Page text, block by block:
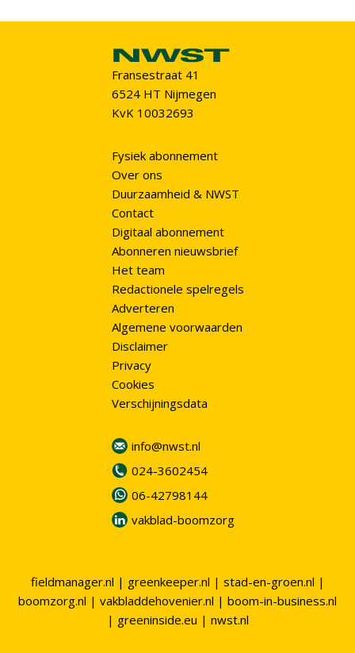
Fransestraat 41
6524 HT Nijmegen
KvK 10032693
Fysiek abonnement
Over ons
Duurzaamheid & NWST
Contact
Digitaal abonnement
Abonneren nieuwsbrief
Het team
Redactionele spelregels
Adverteren
Algemene voorwaarden
Disclaimer
Privacy
Cookies
Verschijningsdata
info@nwst.nl
024-3602454
06-42798144
vakblad-boomzorg
fieldmanager.nl | greenkeeper.nl | stad-en-groen.nl |
boomzorg.nl | vakbladdehovenier.nl | boom-in-business.nl
| greeninside.eu | nwst.nl